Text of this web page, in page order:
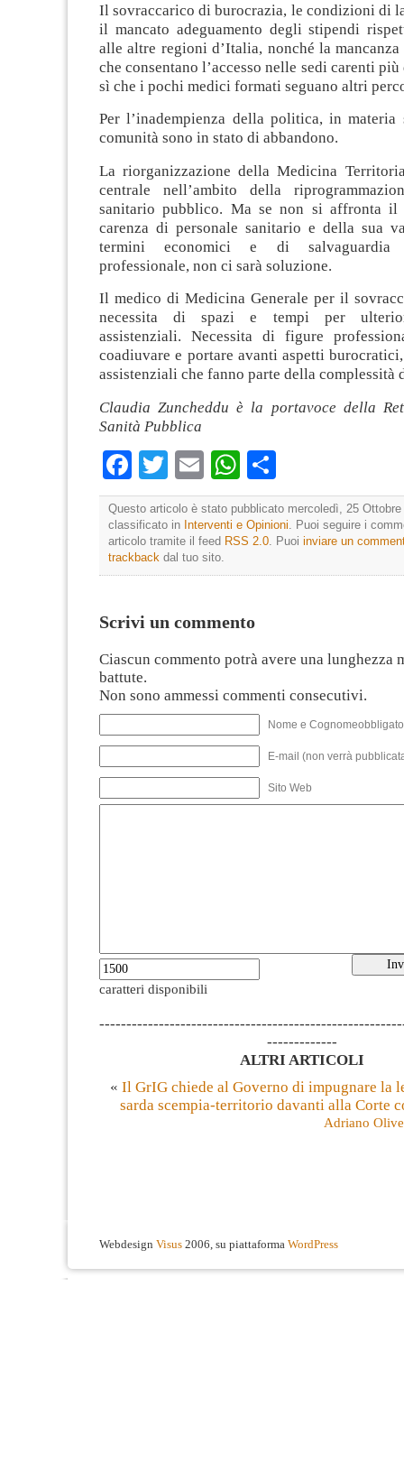
Il sovraccarico di burocrazia, le condizioni di
il mancato adeguamento degli stipendi
alle altre regioni d’Italia, nonché la
che consentano l’accesso nelle sedi carenti
sì che i pochi medici formati seguano altri
Per l’inadempienza della politica, in materia
comunità sono in stato di abbandono.
La riorganizzazione della Medicina
centrale nell’ambito della
sanitario pubblico. Ma se non si affronta il
carenza di personale sanitario e della sua
termini economici e di salvaguardia
professionale, non ci sarà soluzione.
Il medico di Medicina Generale per il
necessita di spazi e tempi per
assistenziali. Necessita di figure
coadiuvare e portare avanti aspetti
assistenziali che fanno parte della complessità
Claudia Zuncheddu è la portavoce della
Sanità Pubblica
Facebook
TwitterEmailWhatsApp
Questo articolo è stato pubblicato mercoledì, 25
classificato in Interventi e Opinioni . Puoi seguire i
articolo tramite il feed RSS 2.0 . Puoi inviare un
trackback dal tuo sito.
Scrivi un commento
Ciascun commento potrà avere una lunghezza
battute.
Non sono ammessi commenti consecutivi.
Nome e
E-mail (non verrà
Sito Web
caratteri disponibili
-------------
ALTRI ARTICOLI
« Il GrIG chiede al Governo di impugnare la
sarda scempia-territorio davanti alla Corte
Adriano
Webdesign Visus 2006, su piattaforma WordPress